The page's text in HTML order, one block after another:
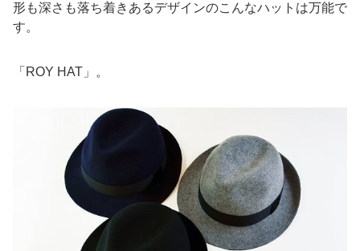
形も深さも落ち着きあるデザインのこんなハットは万能で
す。
「ROY HAT」。